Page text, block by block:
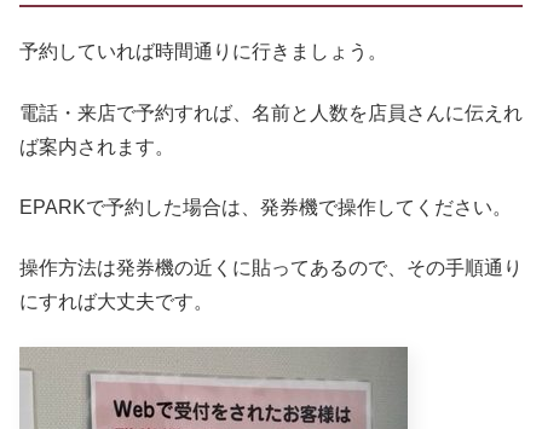
予約していれば時間通りに行きましょう。
電話・来店で予約すれば、名前と人数を店員さんに伝えれ
ば案内されます。
EPARKで予約した場合は、発券機で操作してください。
操作方法は発券機の近くに貼ってあるので、その手順通り
にすれば大丈夫です。